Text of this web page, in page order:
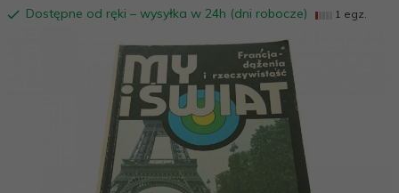
Dostępne od ręki – wysyłka w 24h (dni robocze) 1 egz.